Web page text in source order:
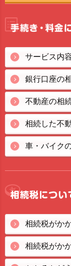
サービス内
銀行口座の
不動産の相
相続した不
車・バイク
相続税がか
相続税がか